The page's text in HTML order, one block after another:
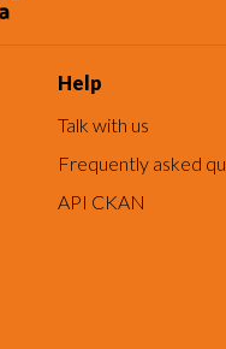
Help
Talk with us
Frequently asked
API CKAN